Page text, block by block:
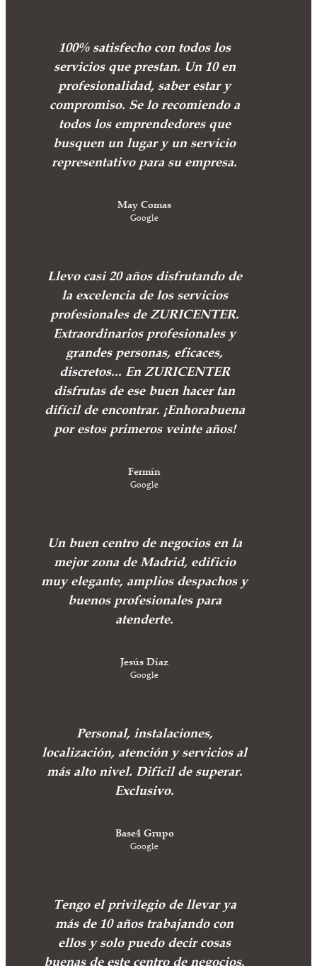
100% satisfecho con todos los
servicios que prestan. Un 10 en
profesionalidad, saber estar y
compromiso. Se lo recomiendo a
todos los emprendedores que
busquen un lugar y un servicio
representativo para su empresa.
May Comas
Google
Llevo casi 20 años disfrutando de
la excelencia de los servicios
profesionales de ZURICENTER.
Extraordinarios profesionales y
grandes personas, eficaces,
discretos... En ZURICENTER
disfrutas de ese buen hacer tan
difícil de encontrar. ¡Enhorabuena
por estos primeros veinte años!
Fermín
Google
Un buen centro de negocios en la
mejor zona de Madrid, edificio
muy elegante, amplios despachos y
buenos profesionales para
atenderte.
Jesús Díaz
Google
Personal, instalaciones,
localización, atención y servicios al
más alto nivel. Dificil de superar.
Exclusivo.
Base4 Grupo
Google
Tengo el privilegio de llevar ya
más de 10 años trabajando con
ellos y solo puedo decir cosas
buenas de este centro de negocios.